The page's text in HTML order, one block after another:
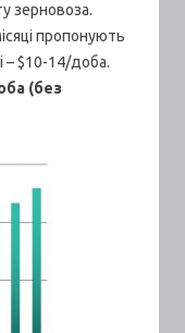
зерновоза.
пропонують
– $10-14/доба.
(без